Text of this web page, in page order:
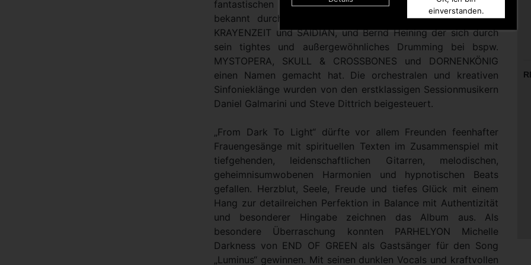
einverstanden.
fantastischen Rhythmussektion mit Bassist Frank Herold
bekannt durch seine fantastische Arbeit mit MYSTOPERA,
KRAYENZEIT und SAIDIAN, und Bernd Heining der sich durch
sein tightes und außergewöhnliches Drumming bei bspw.
MYSTOPERA, SKULL & CROSSBONES und DORNENKÖNIG
einen Namen gemacht hat. Die orchestralen und kreativen
Sinfonieklänge wurden von den erstklassigen Sessionmusikern
Daniel Galmarini und Steve Dittrich beigesteuert.
„From Dark To Light“ dürfte vor allem Freunden feenhafter
Frauengesänge mit spirituellen Texten im Zusammenspiel mit
tiefgehenden, leidenschaftlichen Gitarren, melodischen,
geheimnisumwobenen Harmonien und hypnotischen Beats
gefallen. Herzblut, Seele, Freude und tiefes Glück mit einem
Hang zur detailreichen Perfektion in Balance mit Authentizität
und besonderer Hingabe zeichnen das Album aus. Als
besondere Überraschung konnten PARHELYON Michelle
Darkness von END OF GREEN als Gastsänger für den Song
„Luminus“ gewinnen. Mit seinen dunklen Vocals und kraftvollen